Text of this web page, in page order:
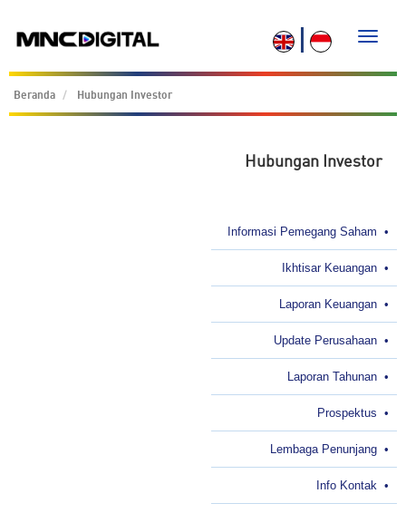
Toggle
Beranda Hubungan Investor
Hubungan Investor
•
Informasi Pemegang Saham
•
Ikhtisar Keuangan
•
Laporan Keuangan
•
Update Perusahaan
•
Laporan Tahunan
•
Prospektus
•
Lembaga Penunjang
•
Info Kontak